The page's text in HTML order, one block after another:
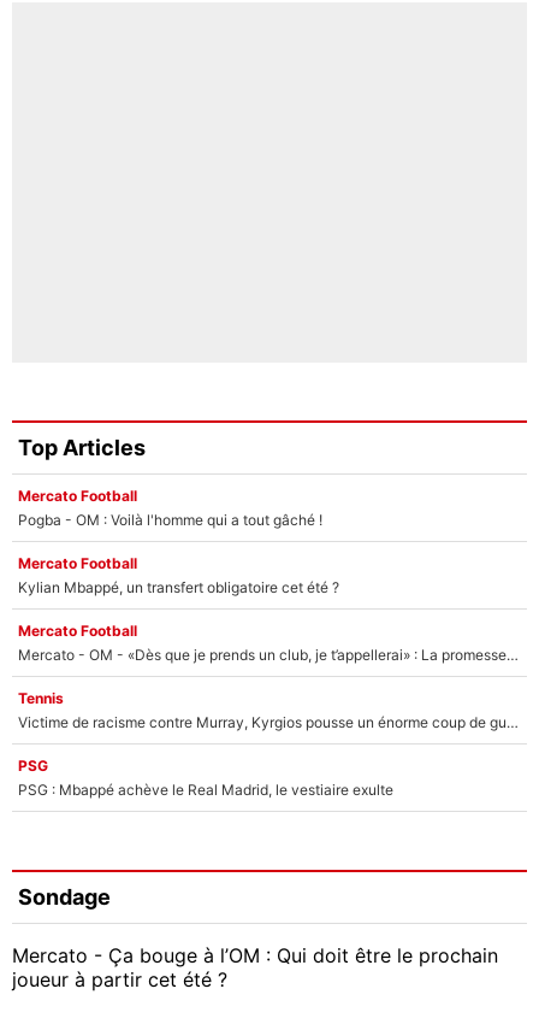
Top Articles
Mercato Football
Pogba - OM : Voilà l'homme qui a tout gâché !
Mercato Football
Kylian Mbappé, un transfert obligatoire cet été ?
Mercato Football
Mercato - OM - «Dès que je prends un club, je t’appellerai» : La promesse de Marcelino au moment de claquer la porte
Tennis
Victime de racisme contre Murray, Kyrgios pousse un énorme coup de gueule !
PSG
PSG : Mbappé achève le Real Madrid, le vestiaire exulte
Sondage
Mercato - Ça bouge à l’OM : Qui doit être le prochain
joueur à partir cet été ?